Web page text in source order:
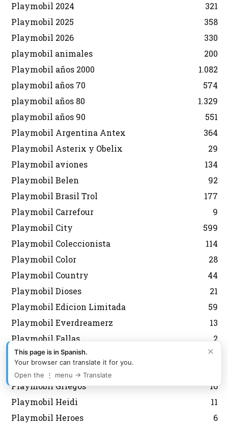
Playmobil 2024
321
Playmobil 2025
358
Playmobil 2026
330
playmobil animales
200
Playmobil años 2000
1.082
playmobil años 70
574
playmobil años 80
1.329
playmobil años 90
551
Playmobil Argentina Antex
364
Playmobil Asterix y Obelix
29
Playmobil aviones
134
Playmobil Belen
92
Playmobil Brasil Trol
177
Playmobil Carrefour
9
Playmobil City
599
Playmobil Coleccionista
114
Playmobil Color
28
Playmobil Country
44
Playmobil Dioses
21
Playmobil Edicion Limitada
59
Playmobil Everdreamerz
13
Playmobil Fallas
2
Playmobil Fútbol
127
Playmobil Grecia Lyra
Playmobil Griegos
16
Playmobil Heidi
11
Playmobil Heroes
6
×
This page is in Spanish.
Your browser can translate it for you.
Open the ⋮ menu → Translate